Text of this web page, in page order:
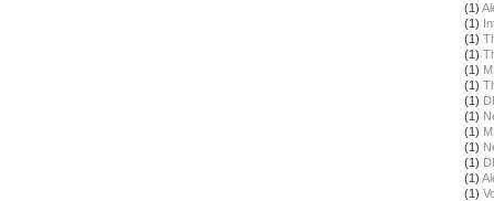
(1)
(1)
(1)
(1)
(1)
(1)
(1)
(1)
(1)
(1)
(1)
(1)
(1)